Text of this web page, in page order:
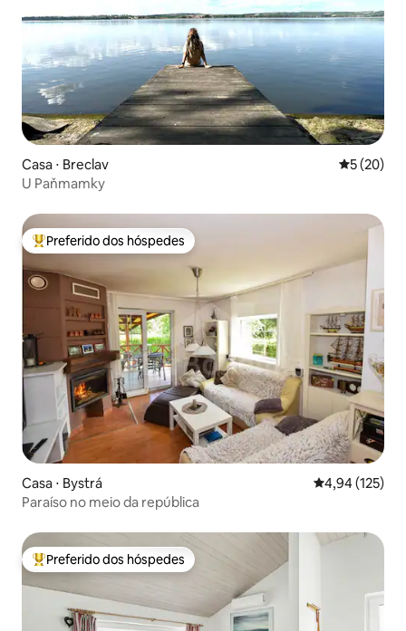
Casa ⋅ Breclav 5 de uma
5 (20)
U Paňmamky
Entre os melhores preferidos dos hóspedes
Preferido dos hóspedes
Casa ⋅ Bystrá 4,94 de uma
4,94 (125)
Paraíso no meio da república
Entre os melhores preferidos dos hóspedes
Preferido dos hóspedes